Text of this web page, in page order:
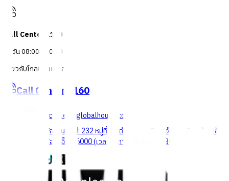
Call Center 1160
ทุกวัน 08:00 - 20:00 น.
เกี่ยวกับโกลบอลเฮ้าส์
Call Center 1160
callcenter@globalhouse.co.th
สำนักงานใหญ่: 232 หมู่ที่ 19 ตำบลรอบเมือง อำเภอเมืองร้อยเอ็ด
จังหวัดร้อยเอ็ด 45000 (เวลาทำการ 08:30 - 17:30 น.)